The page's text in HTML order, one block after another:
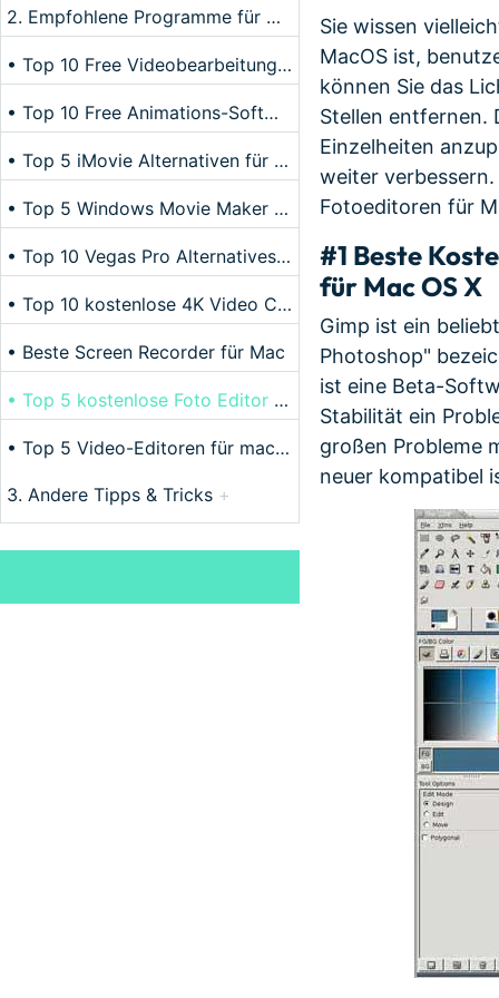
2. Empfohlene Programme für Mac
• Top 10 Free Videobearbeitungsprogramme für Mac
• Top 10 Free Animations-Software für Mac/Windows
• Top 5 iMovie Alternativen für Mac
• Top 5 Windows Movie Maker Alternativen für Mac
• Top 10 Vegas Pro Alternatives für Mac
• Top 10 kostenlose 4K Video Converter
• Beste Screen Recorder für Mac
• Top 5 kostenlose Foto Editor für Mac
• Top 5 Video-Editoren für macOS Sierra
3. Andere Tipps & Tricks +
Sie wissen
MacOS ist,
können Sie das
Stellen entfernen.
Einzelheiten
weiter
Fotoeditoren für
#1 Beste
für Mac OS X
Gimp ist ein
Photoshop"
ist eine Beta-
Stabilität ein
großen Probleme
neuer kompatibel